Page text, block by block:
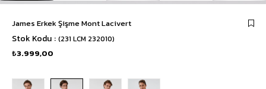
James Erkek Şişme Mont Lacivert
Stok Kodu (231 LCM 232010)
₺3.999,00